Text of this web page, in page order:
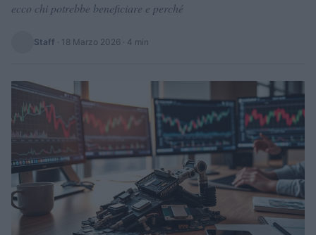
ecco chi potrebbe beneficiare e perché
Staff · 18 Marzo 2026 · 4 min